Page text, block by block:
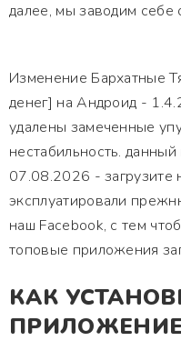
далее, мы заводим
Изменение Бархатные
денег] на Андроид -
удалены замеченные
нестабильность.
07.08.2026 - загрузите
эксплуатировали
наш Facebook, с тем
топовые приложения
КАК
ПРИЛОЖЕНИЕ